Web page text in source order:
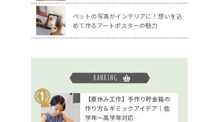
ペットの写真がインテリアに！想いを込
めて作るアートポスターの魅力
【夏休み工作】手作り貯金箱の
作り方＆ギミックアイデア｜低
学年～高学年対応